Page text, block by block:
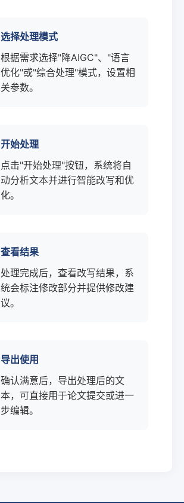
选择处理模式
根据需求选择"降AIGC"、"语言
优化"或"综合处理"模式，设置相
关参数。
开始处理
点击"开始处理"按钮，系统将自
动分析文本并进行智能改写和优
化。
查看结果
处理完成后，查看改写结果，系
统会标注修改部分并提供修改建
议。
导出使用
确认满意后，导出处理后的文
本，可直接用于论文提交或进一
步编辑。